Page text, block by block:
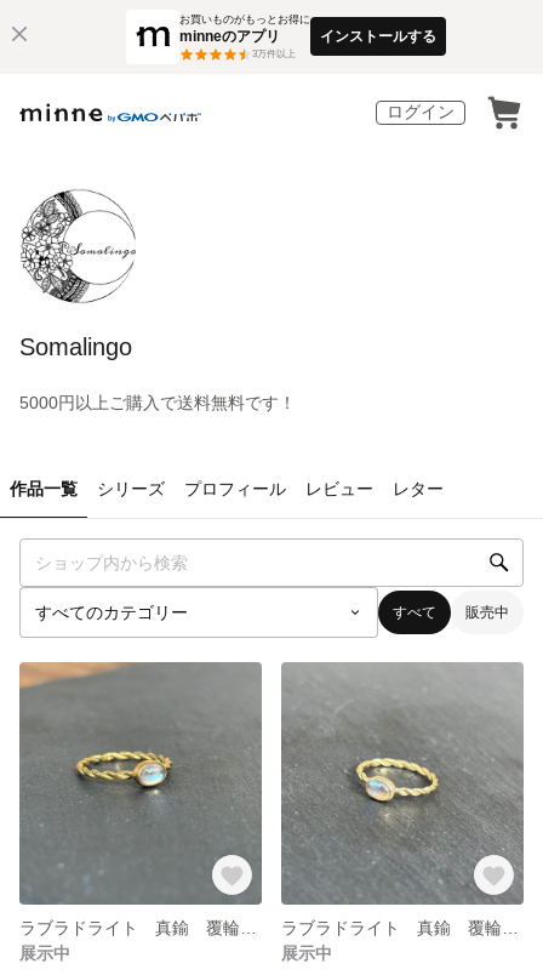
お買いものがもっとお得に
minneのアプリ
3万件以上
インストールする
ログイン
Somalingo
5000円以上ご購入で送料無料です！
作品一覧 シリーズ プロフィール レビュー レター
すべて 販売中
展示中
展示中